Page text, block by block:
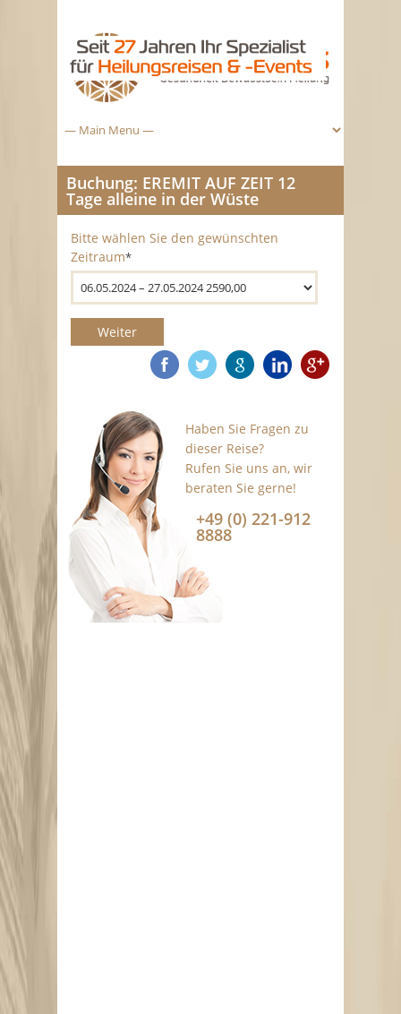
Buchung: EREMIT AUF ZEIT 12
Tage alleine in der Wüste
Bitte wählen Sie den gewünschten
Zeitraum*
Weiter
Haben Sie Fragen zu
dieser Reise?
Rufen Sie uns an, wir
beraten Sie gerne!
+49 (0) 221-912
8888